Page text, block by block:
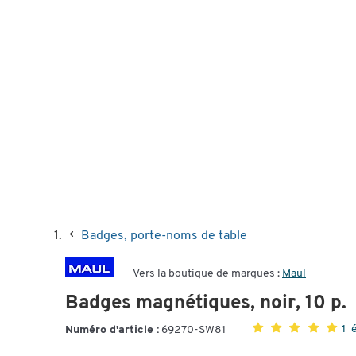
Badges, porte-noms de table
Vers la boutique de marques : Maul
Badges magnétiques, noir, 10 p.
Numéro d'article : 69270-SW81 1